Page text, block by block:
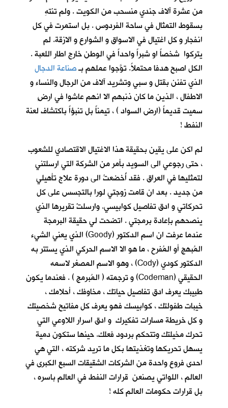
من عشرة آلاف جندي منسحب من الكويت . ولم تنتهِ
بسقوط التمثال في ساحة الفردوس . بل استمرت في كل
انفجار و كل اغتيال في الاسواق و الشوارع و الازقة. لم
يتركوا شخصاً او شبراً واحداً في الوطن خارج اطار اللعبة .
الكل اصبح هدفا محتملاً. توَّجوا عملهم بـصناعة الدجال
الذي تفنن بقتل و سبي وتشريد آلاف من الرجال والنساء و
الاطفال ، الذين ما كان ذنبهم الا انهم عاشوا في ارضٍ
سميت قديماً (ارض السواد ) ، تيمناً بل تنبؤاً باكتشاف لعنة
النفط !
لم اكن على يقين بحقيقة هذا الاغتيال الاقتصادي للشعوب
، حتى رجوعي الى السويد بأمر من الشركة التي ارسلتني
لتمثليها في العراق . فقد أُخضعتُ الى دورة علاج تأهيلي
من جديد . بعد ان قامت زوجتي لورا بالتجسس على كل
تحركاتي و ادق تفاصيل كوابيسي. وارسلتْ تقريرها الذي
ينصحهم بإعادة برمجتي . اتضحت لي حقيقة البرمجة
عندما عرفت ان اسم الدكتور (Goody) الذي يعني الشيء
المُبهج أو المُفرح ، ما هو الا الاسم الحركي الذي يستتر به
الدكتور كودي (Cody) ، وهو الاسم المصغر لاسمه
الحقيقي (Codeman) و ترجمته ( المُبرمج ) . فعندما يكون
طبيبك يعرف ادق تفاصيل حياتك ، مخاوفك ، أحلامك ،
خيبات طفولتك ، كوابيسك فهو يعرف كل مفاتيح شخصيتك
و كل خريطة مسارات تفكيرك و ادق اسرار اللاوعي التي
تحرك مخيلتك وتتحكم بردود فعلك. حينها ستكون دمية
يسهل تحريكها وتغذيتها بكل ما تريد شركته ، التي هي
احدى فروع واحدة من الشركات الشقيقات السبع الكبرى في
العالم ، اللواتي يصنعن قرارات النفط في العالم باسره ،
بل قرارات حكومات العالم كله !